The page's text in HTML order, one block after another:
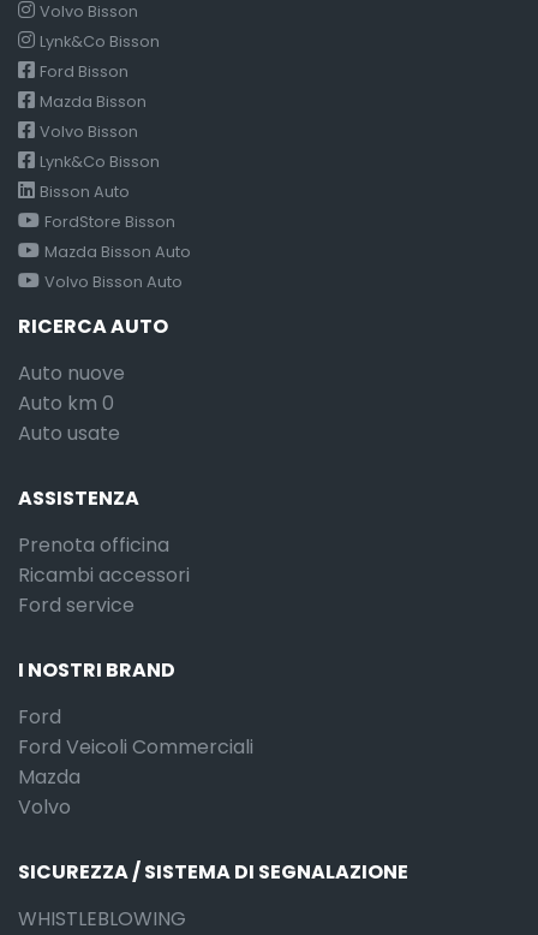
Volvo Bisson
Lynk&Co Bisson
Ford Bisson
Mazda Bisson
Volvo Bisson
Lynk&Co Bisson
Bisson Auto
FordStore Bisson
Mazda Bisson Auto
Volvo Bisson Auto
RICERCA AUTO
Auto nuove
Auto km 0
Auto usate
ASSISTENZA
Prenota officina
Ricambi accessori
Ford service
I NOSTRI BRAND
Ford
Ford Veicoli Commerciali
Mazda
Volvo
SICUREZZA / SISTEMA DI SEGNALAZIONE
WHISTLEBLOWING